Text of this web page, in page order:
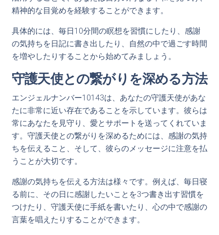
精神的な目覚めを経験することができます。
具体的には、毎日10分間の瞑想を習慣にしたり、感謝
の気持ちを日記に書き出したり、自然の中で過ごす時間
を増やしたりすることから始めてみましょう。
守護天使との繋がりを深める方法
エンジェルナンバー10143は、あなたの守護天使があな
たに非常に近い存在であることを示しています。彼らは
常にあなたを見守り、愛とサポートを送ってくれていま
す。守護天使との繋がりを深めるためには、感謝の気持
ちを伝えること、そして、彼らのメッセージに注意を払
うことが大切です。
感謝の気持ちを伝える方法は様々です。例えば、毎日寝
る前に、その日に感謝したいことを3つ書き出す習慣を
つけたり、守護天使に手紙を書いたり、心の中で感謝の
言葉を唱えたりすることができます。